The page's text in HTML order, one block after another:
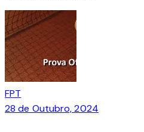
FPT
28 de Outubro, 2024